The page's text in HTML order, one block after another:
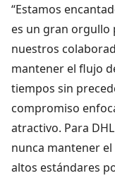
“Estamos
es un gran orgullo
nuestros
mantener el flujo
tiempos sin
compromiso
atractivo. Para
nunca mantener
altos estándares